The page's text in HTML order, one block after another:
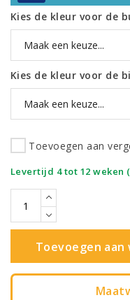
Kies de kleur voor de
Kies de kleur voor de
Toevoegen aan
Levertijd 4 tot 12 weken
Toevoegen aan